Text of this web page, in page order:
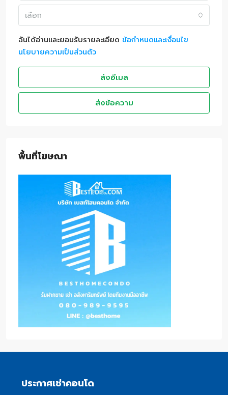
เลือก
ฉันได้อ่านและยอมรับรายละเอียด ข้อกำหนดและเงื่อนไข
นโยบายความเป็นส่วนตัว
ส่งอีเมล
ส่งข้อความ
พื้นที่โฆษณา
ประกาศเช่าคอนโด